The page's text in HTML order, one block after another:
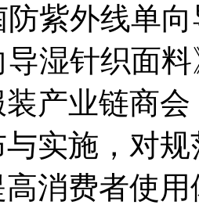
防紫外线单
导湿针织面
产业链商
实施，对
消费者使